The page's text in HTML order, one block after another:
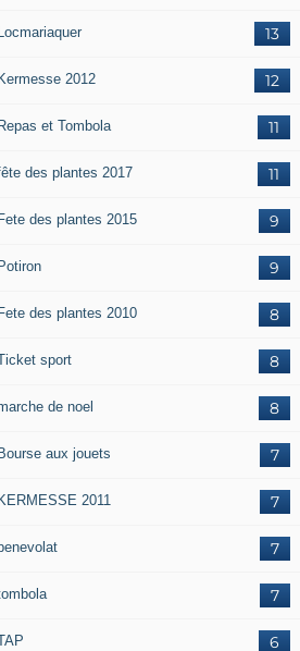
13
12
2012
11
et Tombola
11
des plantes 2017
9
des plantes 2015
9
8
des plantes 2010
8
sport
8
de noel
7
aux jouets
7
2011
7
7
6